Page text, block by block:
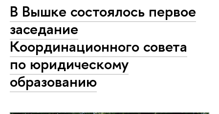
В Вышке состоялось первое
заседание
Координационного совета
по юридическому
образованию